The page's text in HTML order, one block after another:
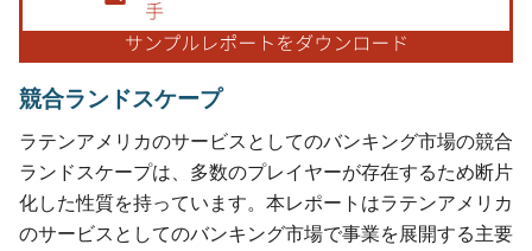
競合ランドスケープ
ラテンアメリカのサービスとしてのバンキング市場の競合
ランドスケープは、多数のプレイヤーが存在するため断片
化した性質を持っています。本レポートはラテンアメリカ
のサービスとしてのバンキング市場で事業を展開する主要